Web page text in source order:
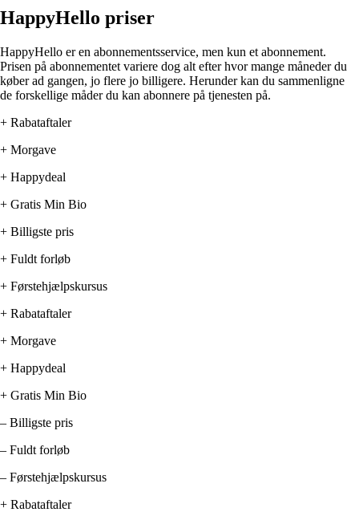
HappyHello priser
HappyHello er en abonnementsservice, men kun et abonnement.
Prisen på abonnementet variere dog alt efter hvor mange måneder du
køber ad gangen, jo flere jo billigere. Herunder kan du sammenligne
de forskellige måder du kan abonnere på tjenesten på.
+ Rabataftaler
+ Morgave
+ Happydeal
+ Gratis Min Bio
+ Billigste pris
+ Fuldt forløb
+ Førstehjælpskursus
+ Rabataftaler
+ Morgave
+ Happydeal
+ Gratis Min Bio
– Billigste pris
– Fuldt forløb
– Førstehjælpskursus
+ Rabataftaler